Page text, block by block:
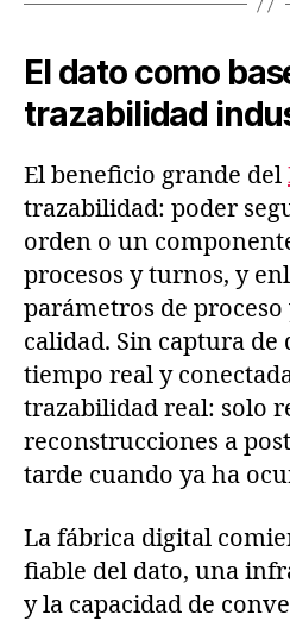
El dato como
trazabilidad
El beneficio grande del
trazabilidad: poder
orden o un
procesos y turnos, y
parámetros de
calidad. Sin captura de
tiempo real y
trazabilidad real: solo
reconstrucciones a
tarde cuando ya ha
La fábrica digital
fiable del dato, una
y la capacidad de